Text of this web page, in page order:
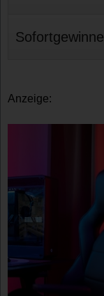
Sofortgewinne
Anzeige: